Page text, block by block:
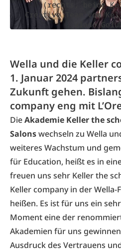
(rechts, beide
Creative Team von
Vlado
Wella und die Keller
1. Januar 2024
Zukunft gehen.
company eng mit
DieAkademie Keller the
Salonswechseln zu Wella
weiteres Wachstum und
für Education, heißt es in
freuen uns sehr Keller the
Keller company in der
heißen. Es ist für uns ein
Moment eine der
Akademien für uns
Ausdruck des Vertrauens